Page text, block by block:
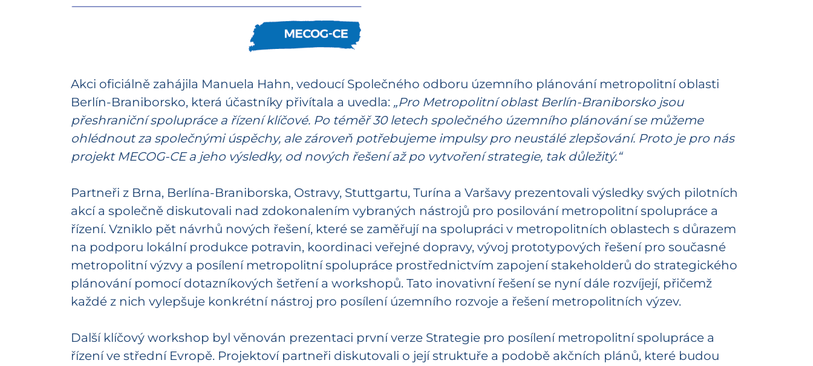
Akci oficiálně zahájila Manuela Hahn, vedoucí Společného odboru územního plánování metropolitní oblasti
Berlín-Braniborsko, která účastníky přivítala a uvedla: „Pro Metropolitní oblast Berlín-Braniborsko jsou
přeshraniční spolupráce a řízení klíčové. Po téměř 30 letech společného územního plánování se můžeme
ohlédnout za společnými úspěchy, ale zároveň potřebujeme impulsy pro neustálé zlepšování. Proto je pro nás
projekt MECOG-CE a jeho výsledky, od nových řešení až po vytvoření strategie, tak důležitý.“
Partneři z Brna, Berlína-Braniborska, Ostravy, Stuttgartu, Turína a Varšavy prezentovali výsledky svých pilotních
akcí a společně diskutovali nad zdokonalením vybraných nástrojů pro posilování metropolitní spolupráce a
řízení. Vzniklo pět návrhů nových řešení, které se zaměřují na spolupráci v metropolitních oblastech s důrazem
na podporu lokální produkce potravin, koordinaci veřejné dopravy, vývoj prototypových řešení pro současné
metropolitní výzvy a posílení metropolitní spolupráce prostřednictvím zapojení stakeholderů do strategického
plánování pomocí dotazníkových šetření a workshopů. Tato inovativní řešení se nyní dále rozvíjejí, přičemž
každé z nich vylepšuje konkrétní nástroj pro posílení územního rozvoje a řešení metropolitních výzev.
Další klíčový workshop byl věnován prezentaci první verze Strategie pro posílení metropolitní spolupráce a
řízení ve střední Evropě. Projektoví partneři diskutovali o její struktuře a podobě akčních plánů, které budou